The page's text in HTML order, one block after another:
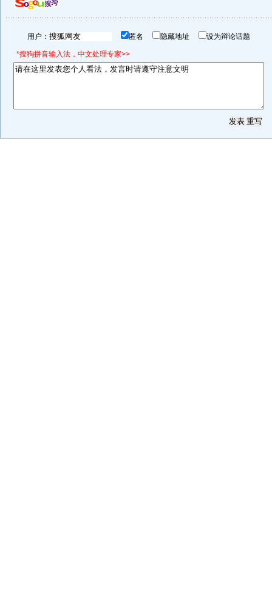
用户： 匿名 隐藏地址 设为辩论话题
*搜狗拼音输入法，中文处理专家>>